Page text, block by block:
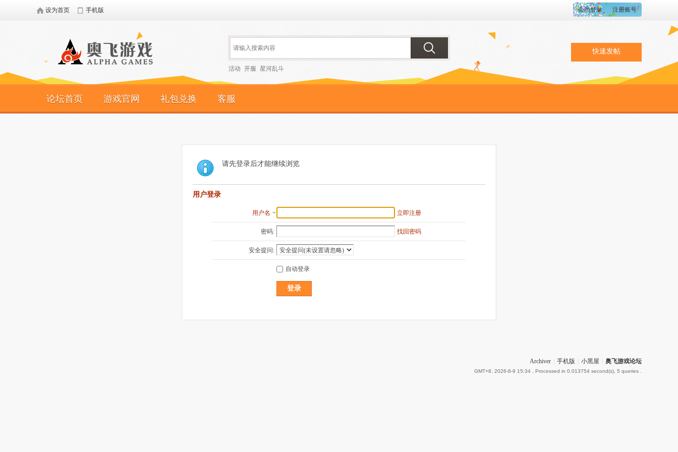
会员登录 注册账号
设为首页 手机版
活动 开服 星河乱斗
快速发帖
论坛首页 游戏官网 礼包兑换 客服
请先登录后才能继续浏览
用户登录
用户名 立即注册
密码: 找回密码
安全提问:
自动登录
登录
Archiver 手机版 小黑屋 奥飞游戏论坛
GMT+8, 2026-8-9 15:34 , Processed in 0.013754 second(s), 5 queries .